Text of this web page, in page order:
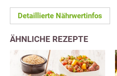
Detaillierte Nährwertinfos
ÄHNLICHE REZEPTE